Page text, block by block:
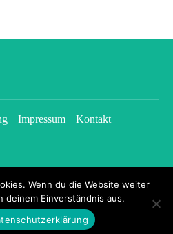
Impressum
Kontakt
- All rights reserved.
Wenn du die Website weiter
deinem Einverständnis aus.